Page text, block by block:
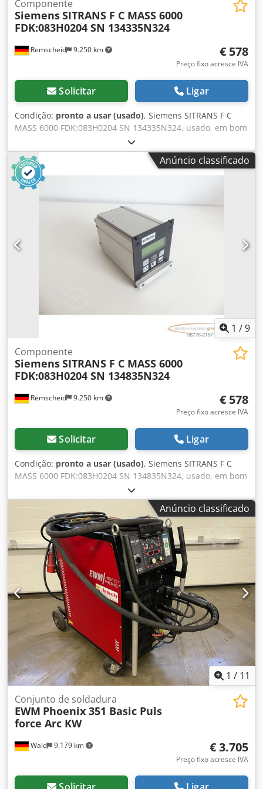
Remscheid 9.250 km
Componente
SiemensSITRANS F C MASS 6000
FDK:083H0204 SN 134335N324
€ 578
Preço fixo acresce IVA
Solicitar Ligar
Condição: pronto a usar (usado), Siemens SITRANS F C
MASS 6000 FDK:083H0204 SN 134335N324, usado, em bom
estado de conservação, 100% funcional, fornecimento
conforme fotos. Codpfxey Ntbaj Ab Hjrf
Anúncio classificado
1 /9
Remscheid 9.250 km
Componente
SiemensSITRANS F C MASS 6000
FDK:083H0204 SN 134835N324
€ 578
Preço fixo acresce IVA
Solicitar Ligar
Condição: pronto a usar (usado), Siemens SITRANS F C
MASS 6000 FDK:083H0204 SN 134835N324, usado, em bom
estado de conservação, 100% funcional, itens fornecidos
conforme mostrado nas fotos. Cedpfxoy Ntbgj Ab Hjrf
Anúncio classificado
1 / 11
Wald 9.179 km
Conjunto de soldadura
EWM Phoenix 351 Basic Puls
force Arc KW
€ 3.705
Preço fixo acresce IVA